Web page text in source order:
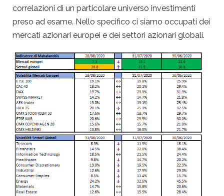
correlazioni di un particolare universo investimenti
preso ad esame. Nello specifico ci siamo occupati dei
mercati azionari europei e dei settori azionari globali.